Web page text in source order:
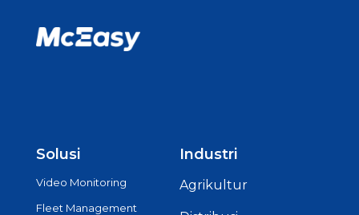
Solusi
Video Monitoring
Fleet Management
Industri
Agrikultur